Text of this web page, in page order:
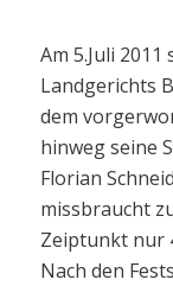
Am 5.Juli
Landgerichts
dem
hinweg seine
Florian
missbraucht
Zeiptunkt nur
Nach den